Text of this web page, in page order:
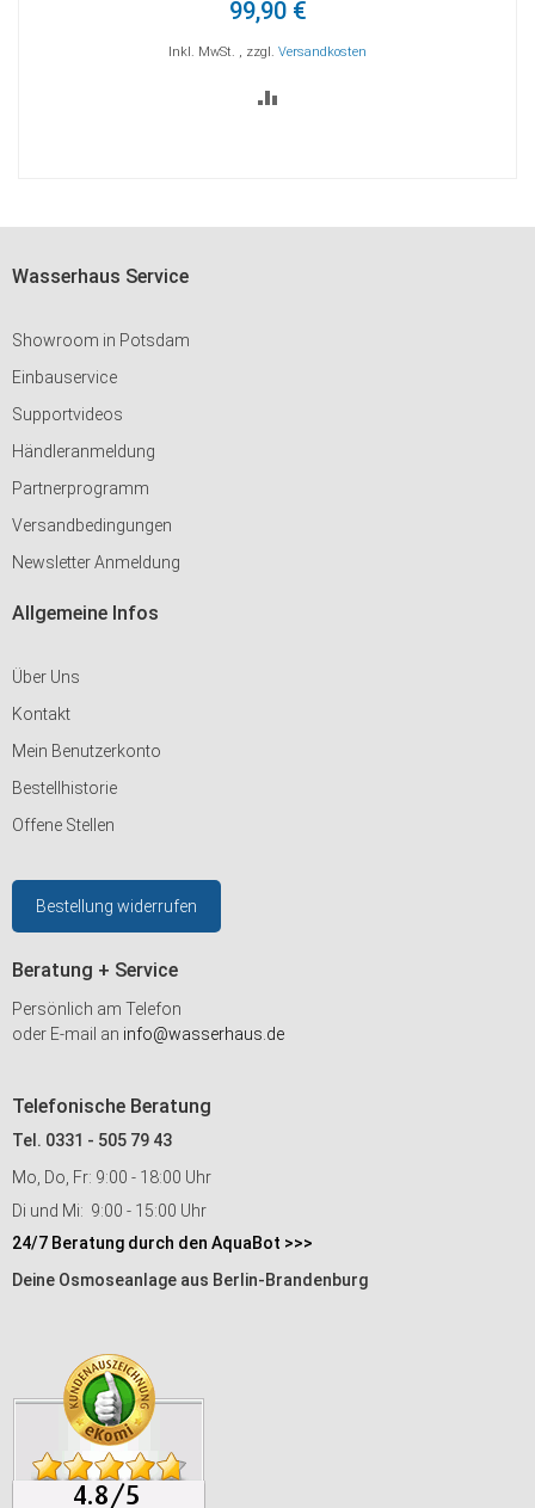
99,90 €
Inkl. MwSt. , zzgl. Versandkosten
Wasserhaus Service
Showroom in Potsdam
Einbauservice
Supportvideos
Händleranmeldung
Partnerprogramm
Versandbedingungen
Newsletter Anmeldung
Allgemeine Infos
Über Uns
Kontakt
Mein Benutzerkonto
Bestellhistorie
Offene Stellen
Bestellung widerrufen
Beratung + Service
Persönlich am Telefon
oder E-mail an info@wasserhaus.de
Telefonische Beratung
Tel. 0331 - 505 79 43
Mo, Do, Fr: 9:00 - 18:00 Uhr
Di und Mi: 9:00 - 15:00 Uhr
24/7 Beratung durch den AquaBot >>>
Deine Osmoseanlage aus Berlin-Brandenburg